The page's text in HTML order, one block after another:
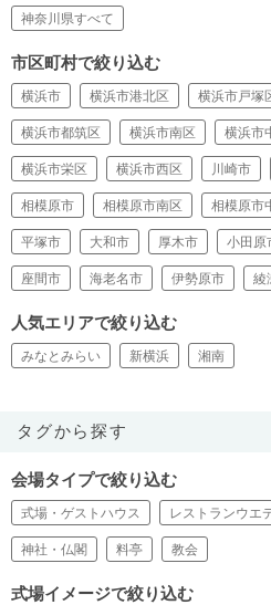
神奈川県すべて
市区町村で絞り込む
横浜市 横浜市港北区 横浜市戸塚
横浜市都筑区 横浜市南区 横浜市
横浜市栄区 横浜市西区 川崎市
相模原市 相模原市南区 相模原市
平塚市 大和市 厚木市 小田原
座間市 海老名市 伊勢原市 綾
人気エリアで絞り込む
みなとみらい 新横浜 湘南
タグから探す
会場タイプで絞り込む
式場・ゲストハウス レストランウエ
神社・仏閣 料亭 教会
式場イメージで絞り込む